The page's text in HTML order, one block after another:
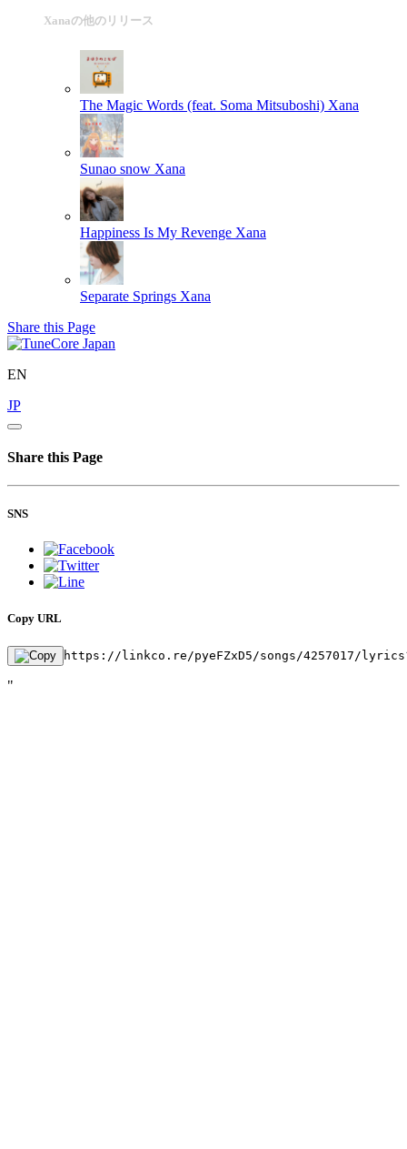
Xanaの他のリリース
The Magic Words (feat. Soma Mitsuboshi) Xana
Sunao snow Xana
Happiness Is My Revenge Xana
Separate Springs Xana
Share this Page
EN
JP
Share this Page
SNS
Copy URL
https://linkco.re/pyeFZxD5/songs/4257017/
"